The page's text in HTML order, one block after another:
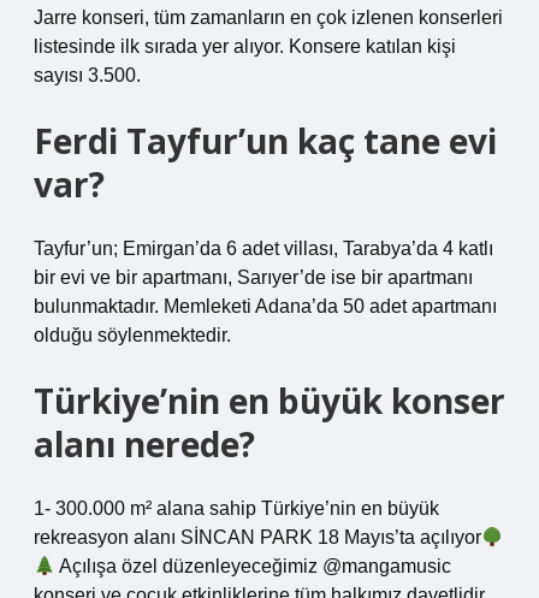
Jarre konseri, tüm zamanların en çok izlenen konserleri
listesinde ilk sırada yer alıyor. Konsere katılan kişi
sayısı 3.500.
Ferdi Tayfur’un kaç tane evi
var?
Tayfur’un; Emirgan’da 6 adet villası, Tarabya’da 4 katlı
bir evi ve bir apartmanı, Sarıyer’de ise bir apartmanı
bulunmaktadır. Memleketi Adana’da 50 adet apartmanı
olduğu söylenmektedir.
Türkiye’nin en büyük konser
alanı nerede?
1- 300.000 m² alana sahip Türkiye’nin en büyük
rekreasyon alanı SİNCAN PARK 18 Mayıs’ta açılıyor
Açılışa özel düzenleyeceğimiz @mangamusic